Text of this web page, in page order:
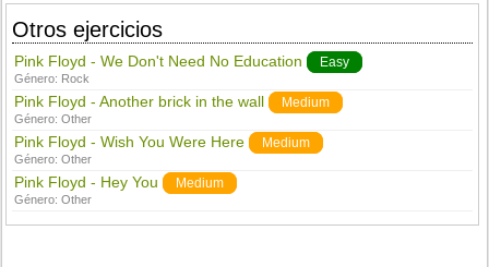
Otros ejercicios
Pink Floyd - We Don't Need No Education Easy
Género: Rock
Pink Floyd - Another brick in the wall Medium
Género:Other
Pink Floyd - Wish You Were Here Medium
Género:Other
Pink Floyd - Hey You Medium
Género:Other